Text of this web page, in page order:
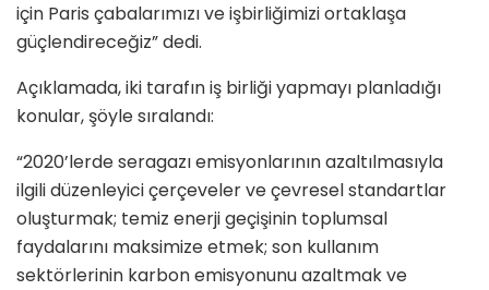
için Paris çabalarımızı ve işbirliğimizi ortaklaşa
güçlendireceğiz” dedi.
Açıklamada, iki tarafın iş birliği yapmayı planladığı
konular, şöyle sıralandı:
“2020’lerde seragazı emisyonlarının azaltılmasıyla
ilgili düzenleyici çerçeveler ve çevresel standartlar
oluşturmak; temiz enerji geçişinin toplumsal
faydalarını maksimize etmek; son kullanım
sektörlerinin karbon emisyonunu azaltmak ve